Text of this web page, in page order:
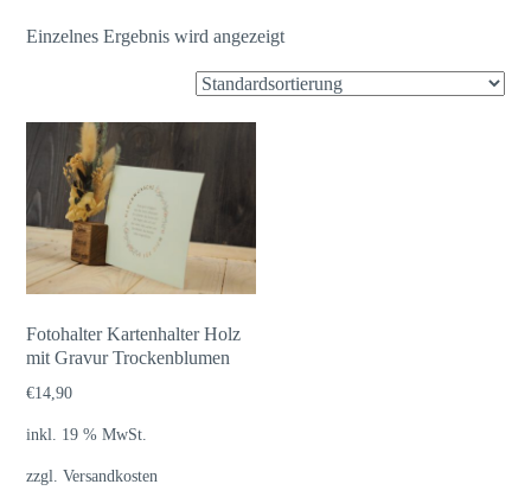
Einzelnes Ergebnis wird angezeigt
Fotohalter Kartenhalter Holz
mit Gravur Trockenblumen
€14,90
inkl. 19 % MwSt.
zzgl.Versandkosten